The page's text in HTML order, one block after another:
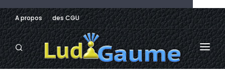
A propos des CGU
LUDOTHÈQUE